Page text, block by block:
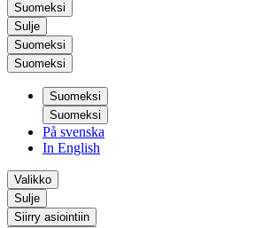
Suomeksi
Sulje
Suomeksi
Suomeksi
Suomeksi
Suomeksi
På svenska
In English
Valikko
Sulje
Siirry asiointiin